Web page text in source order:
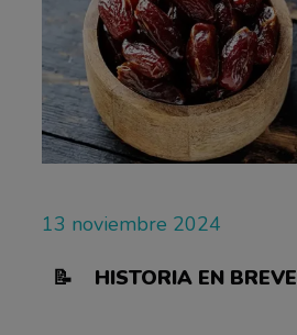
13 noviembre 2024
📝 HISTORIA EN BREVE